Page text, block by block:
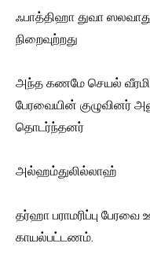
ஃபாத்திஹா துவா
நிறைவுற்றது
அந்த கணமே செயல்
பேரவையின் குழுவினர்
தொடர்ந்தனர்
அல்ஹம்துலில்லாஹ்
தர்ஹா பராமரிப்பு பேரவை
காயல்பட்டணம்.